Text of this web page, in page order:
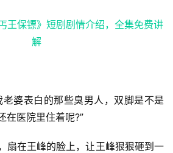
老婆表白的那些臭男人，双脚是不是
在医院里住着呢?”
扇在王峰的脸上，让王峰狠狠砸到一